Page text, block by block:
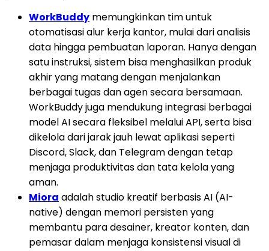
WorkBuddy memungkinkan tim untuk
otomatisasi alur kerja kantor, mulai dari analisis
data hingga pembuatan laporan. Hanya dengan
satu instruksi, sistem bisa menghasilkan produk
akhir yang matang dengan menjalankan
berbagai tugas dan agen secara bersamaan.
WorkBuddy juga mendukung integrasi berbagai
model AI secara fleksibel melalui API, serta bisa
dikelola dari jarak jauh lewat aplikasi seperti
Discord, Slack, dan Telegram dengan tetap
menjaga produktivitas dan tata kelola yang
aman.
Miora adalah studio kreatif berbasis AI (AI-
native) dengan memori persisten yang
membantu para desainer, kreator konten, dan
pemasar dalam menjaga konsistensi visual di